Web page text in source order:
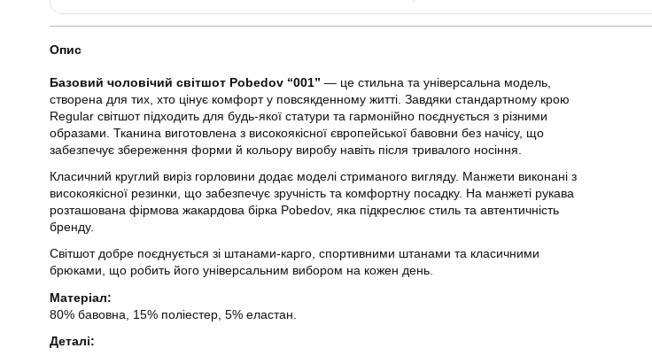
Опис
Базовий чоловічий світшот Pobedov “001” — це стильна та універсальна модель,
створена для тих, хто цінує комфорт у повсякденному житті. Завдяки стандартному крою
Regular світшот підходить для будь-якої статури та гармонійно поєднується з різними
образами. Тканина виготовлена з високоякісної європейської бавовни без начісу, що
забезпечує збереження форми й кольору виробу навіть після тривалого носіння.
Класичний круглий виріз горловини додає моделі стриманого вигляду. Манжети виконані з
високоякісної резинки, що забезпечує зручність та комфортну посадку. На манжеті рукава
розташована фірмова жакардова бірка Pobedov, яка підкреслює стиль та автентичність
бренду.
Світшот добре поєднується зі штанами-карго, спортивними штанами та класичними
брюками, що робить його універсальним вибором на кожен день.
Матеріал:
80% бавовна, 15% поліестер, 5% еластан.
Деталі: